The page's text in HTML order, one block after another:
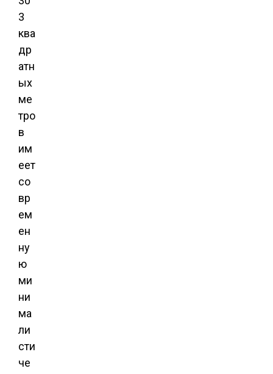
3
ква
др
атн
ых
ме
тро
в
им
еет
со
вр
ем
ен
ну
ю
ми
ни
ма
ли
сти
че